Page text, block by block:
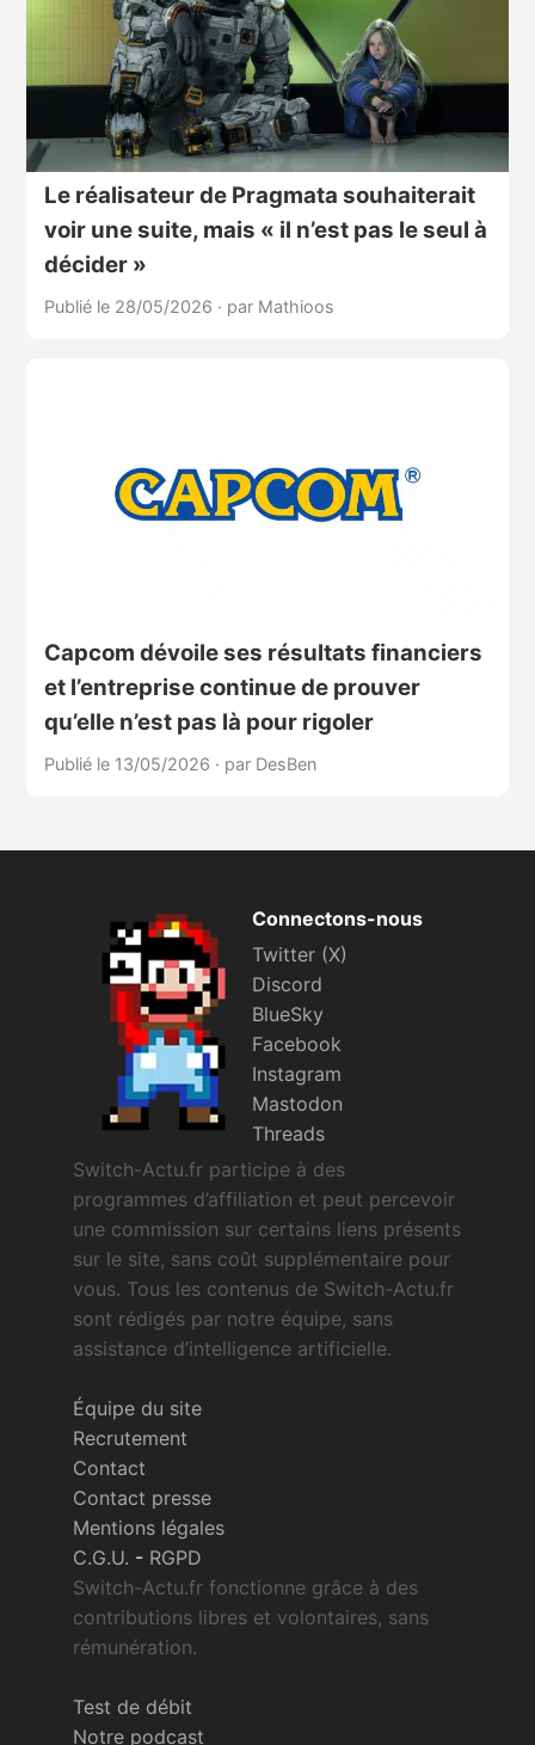
Le réalisateur de Pragmata souhaiterait
voir une suite, mais « il n’est pas le seul à
décider »
Publié le 28/05/2026 · par Mathioos
Capcom dévoile ses résultats financiers
et l’entreprise continue de prouver
qu’elle n’est pas là pour rigoler
Publié le 13/05/2026 · par DesBen
Connectons-nous
Twitter (X)
Discord
BlueSky
Facebook
Instagram
Mastodon
Threads
Switch-Actu.fr participe à des
programmes d’affiliation et peut percevoir
une commission sur certains liens présents
sur le site, sans coût supplémentaire pour
vous. Tous les contenus de Switch-Actu.fr
sont rédigés par notre équipe, sans
assistance d’intelligence artificielle.
Équipe du site
Recrutement
Contact
Contact presse
Mentions légales
C.G.U. - RGPD
Switch-Actu.fr fonctionne grâce à des
contributions libres et volontaires, sans
rémunération.
Test de débit
Notre podcast